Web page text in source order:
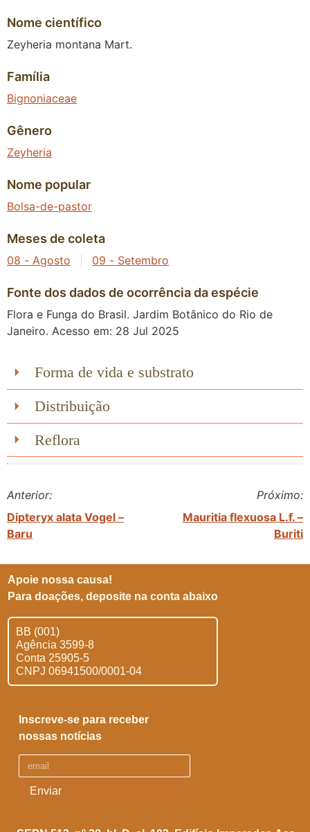
Nome científico
Zeyheria montana Mart.
Família
Bignoniaceae
Gênero
Zeyheria
Nome popular
Bolsa-de-pastor
Meses de coleta
08 - Agosto 09 - Setembro
Fonte dos dados de ocorrência da espécie
Flora e Funga do Brasil. Jardim Botânico do Rio de
Janeiro. Acesso em: 28 Jul 2025
Forma de vida e substrato
Distribuição
Reflora
Anterior:
Dipteryx alata Vogel –
Baru
Próximo:
Mauritia flexuosa L.f. –
Buriti
Apoie nossa causa!
Para doações, deposite na conta abaixo
BB (001)
Agência 3599-8
Conta 25905-5
CNPJ 06941500/0001-04
Enviar
Inscreve-se para receber
nossas notícias